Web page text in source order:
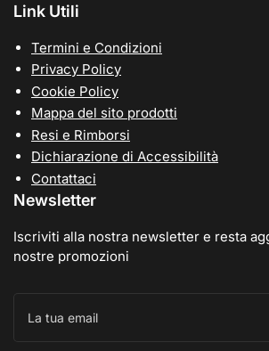
Link Utili
Termini e Condizioni
Privacy Policy
Cookie Policy
Mappa del sito prodotti
Resi e Rimborsi
Dichiarazione di Accessibilità
Contattaci
Newsletter
Iscriviti alla nostra newsletter e resta
nostre promozioni
tua